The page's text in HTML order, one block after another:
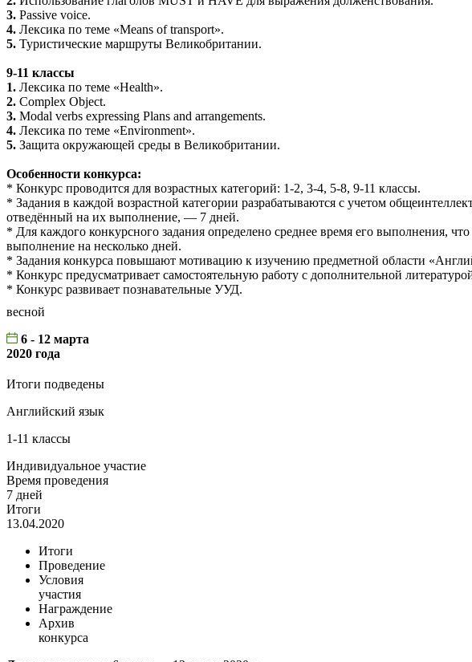
3. Passive voice.
4. Лексика по теме «Means of transport».
5. Туристические маршруты Великобритании.
9-11 классы
1. Лексика по теме «Health».
2. Complex Object.
3. Modal verbs expressing Plans and arrangements.
4. Лексика по теме «Environment».
5. Защита окружающей среды в Великобритании.
Особенности конкурса:
* Конкурс проводится для возрастных категорий: 1-2, 3-4, 5-8, 9-11 классы.
* Задания в каждой возрастной категории разрабатываются с учетом
отведённый на их выполнение, — 7 дней.
* Для каждого конкурсного задания определено среднее время его выполнения,
выполнение на несколько дней.
* Задания конкурса повышают мотивацию к изучению предметной области
* Конкурс предусматривает самостоятельную работу с дополнительной
* Конкурс развивает познавательные УУД.
весной
6 - 12 марта
2020 года
Итоги подведены
Английский язык
1-11 классы
Индивидуальное участие
Время проведения
7 дней
Итоги
13.04.2020
Итоги
Проведение
Условия
участия
Награждение
Архив
конкурса